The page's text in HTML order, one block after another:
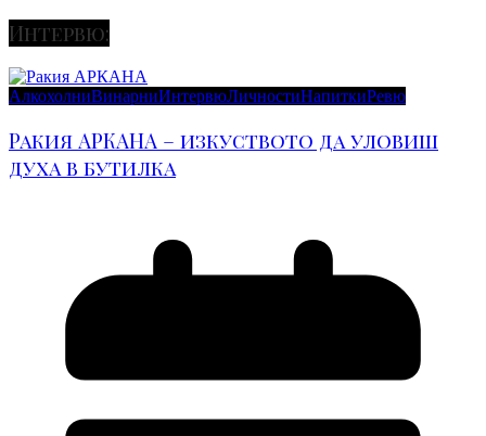
Интервю:
АлкохолниВинарниИнтервюЛичностиНапиткиРевю
Ракия АРКАНА – изкуството да уловиш
духа в бутилка